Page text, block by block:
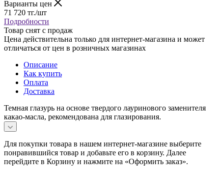
Варианты цен
71 720 тг./шт
Подробности
Товар снят с продаж
Цена действительна только для интернет-магазина и может
отличаться от цен в розничных магазинах
Описание
Как купить
Оплата
Доставка
Темная глазурь на основе твердого лауринового заменителя
какао-масла, рекомендована для глазирования.
Для покупки товара в нашем интернет-магазине выберите
понравившийся товар и добавьте его в корзину. Далее
перейдите в Корзину и нажмите на «Оформить заказ».